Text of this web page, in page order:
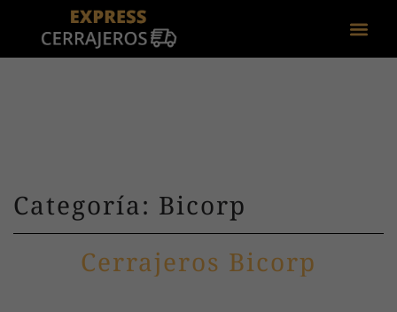
Categoría: Bicorp
Cerrajeros Bicorp